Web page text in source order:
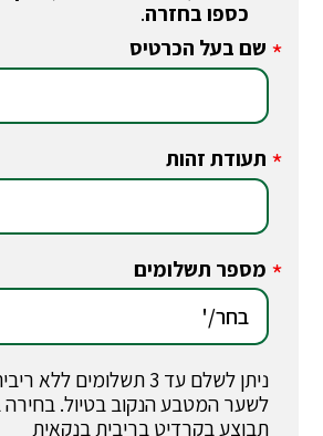
כספו בחזרה.
* שם בעל הכרטיס
* תעודת זהות
* מספר תשלומים
ניתן לשלם עד 3 תשלומים
לשער המטבע הנקוב בטיול. בחירה
תבוצע בקרדיט בריבית בנקאית